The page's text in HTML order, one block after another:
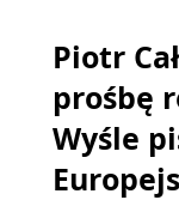
Piotr
prośbę
Wyśle